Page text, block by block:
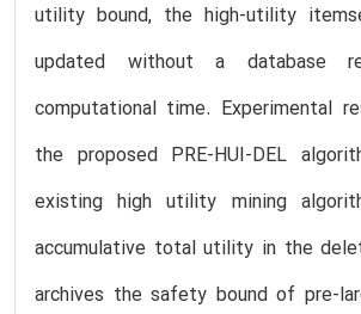
utility bound, the high-utility
updated without a database
computational time. Experimental
the proposed PRE-HUI-DEL
existing high utility mining
accumulative total utility in the
archives the safety bound of pre-